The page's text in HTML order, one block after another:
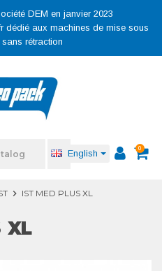
DEM en janvier 2023
dédié aux machines de mise sous
rétraction
English 0
chevron_right IST MED PLUS XL
XL